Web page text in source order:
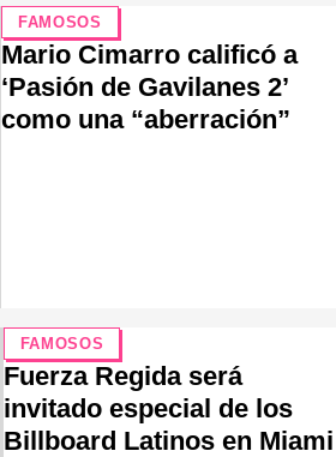
FAMOSOS
Mario Cimarro calificó a
‘Pasión de Gavilanes 2’
como una “aberración”
FAMOSOS
Fuerza Regida será
invitado especial de los
Billboard Latinos en Miami